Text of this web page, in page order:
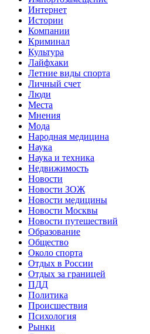
Интернет
Истории
Компании
Криминал
Культура
Лайфхаки
Летние виды спорта
Личный счет
Люди
Места
Мнения
Мода
Народная медицина
Наука
Наука и техника
Недвижимость
Новости
Новости ЗОЖ
Новости медицины
Новости Москвы
Новости путешествий
Образование
Общество
Около спорта
Отдых в России
Отдых за границей
ПДД
Политика
Происшествия
Психология
Рынки